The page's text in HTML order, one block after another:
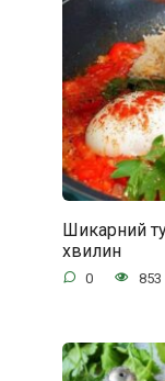
Шикарний
хвилин
0 853